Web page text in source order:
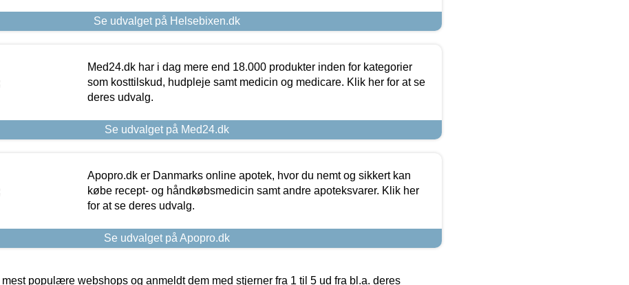
Se udvalget på Helsebixen.dk
Med24.dk har i dag mere end 18.000 produkter inden for kategorier
som kosttilskud, hudpleje samt medicin og medicare. Klik her for at se
deres udvalg.
Se udvalget på Med24.dk
Apopro.dk er Danmarks online apotek, hvor du nemt og sikkert kan
købe recept- og håndkøbsmedicin samt andre apoteksvarer. Klik her
for at se deres udvalg.
Se udvalget på Apopro.dk
populære webshops og anmeldt dem med stjerner fra 1 til 5 ud fra bl.a. deres